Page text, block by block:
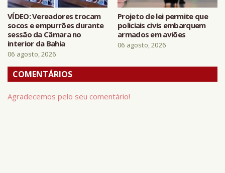
VÍDEO: Vereadores trocam
socos e empurrões durante
sessão da Câmara no
interior da Bahia
06 agosto, 2026
Projeto de lei permite que
policiais civis embarquem
armados em aviões
06 agosto, 2026
COMENTÁRIOS
Agradecemos pelo seu comentário!